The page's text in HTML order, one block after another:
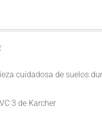
cuidadosa de suelos
3 de Karcher